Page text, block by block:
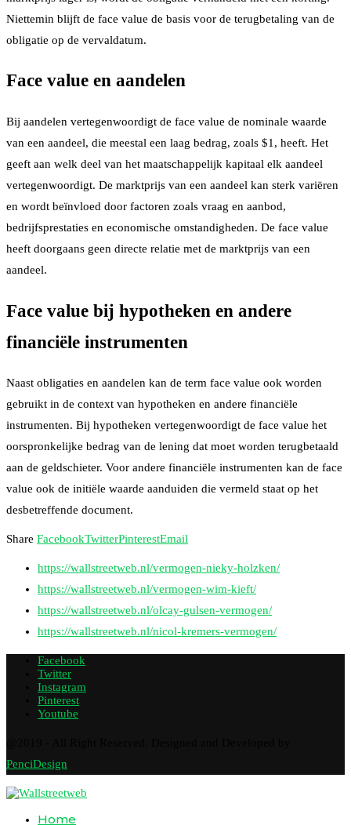
Niettemin blijft de face value de basis voor de terugbetaling van de
obligatie op de vervaldatum.
Face value en aandelen
Bij aandelen vertegenwoordigt de face value de nominale waarde
van een aandeel, die meestal een laag bedrag, zoals $1, heeft. Het
geeft aan welk deel van het maatschappelijk kapitaal elk aandeel
vertegenwoordigt. De marktprijs van een aandeel kan sterk variëren
en wordt beïnvloed door factoren zoals vraag en aanbod,
bedrijfsprestaties en economische omstandigheden. De face value
heeft doorgaans geen directe relatie met de marktprijs van een
aandeel.
Face value bij hypotheken en andere
financiële instrumenten
Naast obligaties en aandelen kan de term face value ook worden
gebruikt in de context van hypotheken en andere financiële
instrumenten. Bij hypotheken vertegenwoordigt de face value het
oorspronkelijke bedrag van de lening dat moet worden terugbetaald
aan de geldschieter. Voor andere financiële instrumenten kan de face
value ook de initiële waarde aanduiden die vermeld staat op het
desbetreffende document.
Share FacebookTwitterPinterestEmail
https://wallstreetweb.nl/vermogen-nieky-holzken/
https://wallstreetweb.nl/vermogen-wim-kieft/
https://wallstreetweb.nl/olcay-gulsen-vermogen/
https://wallstreetweb.nl/nicol-kremers-vermogen/
Facebook
Twitter
Instagram
Pinterest
Youtube
PenciDesign
Home